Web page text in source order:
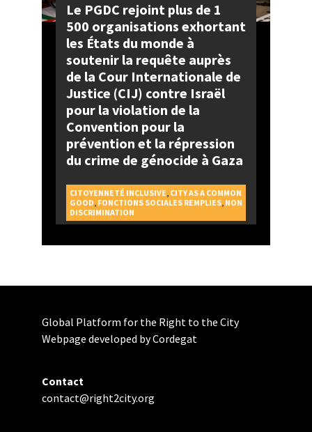
Le PGDC rejoint plus de 1
500 organisations exhortant
les États du monde à
soutenir la requête auprès
de la Cour Internationale de
Justice (CIJ) contre Israël
pour la violation de la
Convention pour la
prévention et la répression
du crime de génocide à Gaza
CITOYENNETÉ INCLUSIVE, CITY AS A COMMON
GOOD, FONCTIONS SOCIALES REMPLIES, NON
DISCRIMINATION
Global Platform for the Right to the City
Webpage developed by Cordegat
Contact
contact@right2city.org